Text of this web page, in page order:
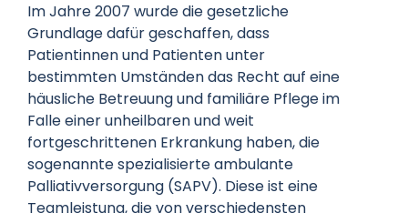
Im Jahre 2007 wurde die gesetzliche
Grundlage dafür geschaffen, dass
Patientinnen und Patienten unter
bestimmten Umständen das Recht auf eine
häusliche Betreuung und familiäre Pflege im
Falle einer unheilbaren und weit
fortgeschrittenen Erkrankung haben, die
sogenannte spezialisierte ambulante
Palliativversorgung (SAPV). Diese ist eine
Teamleistung, die von verschiedensten